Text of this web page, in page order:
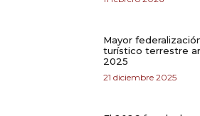
Mayor
turístico terrestre
2025
21 diciembre 2025